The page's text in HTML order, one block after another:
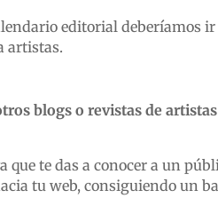
editorial deberíamos
artistas.
blogs o revistas de
que te das a conocer a un
tu web, consiguiendo un